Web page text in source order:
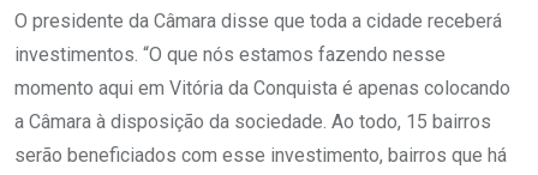
O presidente da Câmara disse que toda a cidade receberá
investimentos. “O que nós estamos fazendo nesse
momento aqui em Vitória da Conquista é apenas colocando
a Câmara à disposição da sociedade. Ao todo, 15 bairros
serão beneficiados com esse investimento, bairros que há